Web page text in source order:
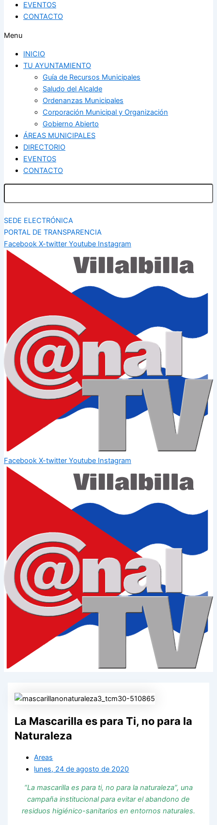
EVENTOS
CONTACTO
Menu
INICIO
TU AYUNTAMIENTO
Guía de Recursos Municipales
Saludo del Alcalde
Ordenanzas Municipales
Corporación Municipal y Organización
Gobierno Abierto
ÁREAS MUNICIPALES
DIRECTORIO
EVENTOS
CONTACTO
SEDE ELECTRÓNICA
PORTAL DE TRANSPARENCIA
Facebook X-twitter Youtube Instagram
Facebook X-twitter Youtube Instagram
La Mascarilla es para Ti, no para la
Naturaleza
Areas
lunes, 24 de agosto de 2020
“La mascarilla es para ti, no para la naturaleza”, una
campaña institucional para evitar el abandono de
residuos higiénico-sanitarios en entornos naturales.